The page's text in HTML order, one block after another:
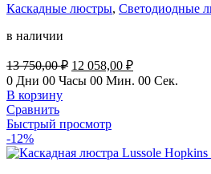
Каскадные люстры, Светодиодные
в наличии
13 750,00₽ Первоначальная
цена
750,00 ₽.
12 058,00 ₽Текущая
цена:
0 Дни 00 Часы 00 Мин. 00 Сек.
В корзину
Сравнить
Быстрый просмотр
-12%